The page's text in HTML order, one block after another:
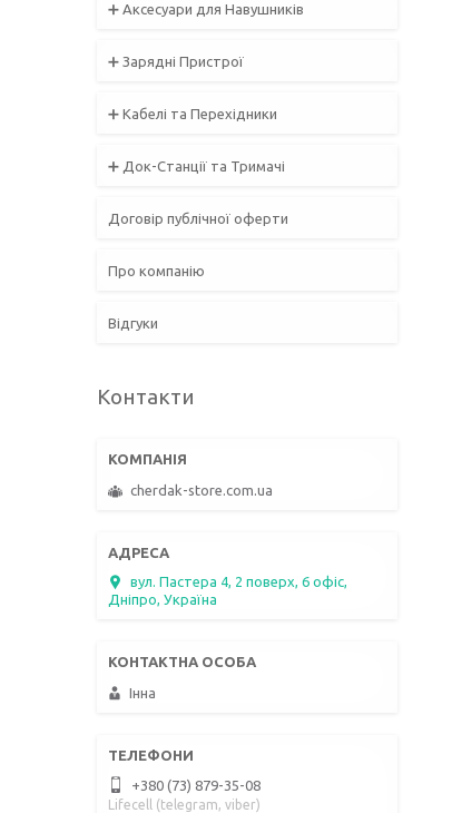
➕ Аксесуари для Навушників
➕ Зарядні Пристрої
➕ Кабелі та Перехідники
➕ Док-Станції та Тримачі
Договір публічної оферти
Про компанію
Відгуки
Контакти
cherdak-store.com.ua
вул. Пастера 4, 2 поверх, 6 офіс,
Дніпро, Україна
Інна
+380 (73) 879-35-08
Lifecell (telegram, viber)